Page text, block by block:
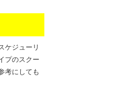
ケジューリ
プのスクー
考にしても